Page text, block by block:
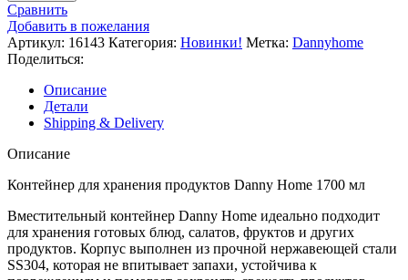
Сравнить
Добавить в пожелания
Артикул: 16143 Категория: Новинки! Метка: Dannyhome
Поделиться:
Описание
Детали
Shipping & Delivery
Описание
Контейнер для хранения продуктов Danny Home 1700 мл
Вместительный контейнер Danny Home идеально подходит
для хранения готовых блюд, салатов, фруктов и других
продуктов. Корпус выполнен из прочной нержавеющей стали
SS304, которая не впитывает запахи, устойчива к